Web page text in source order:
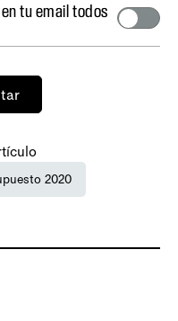
en tu email todos
2020